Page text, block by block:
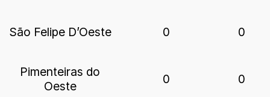
São Felipe D’Oeste 0 0
Pimenteiras do
Oeste
0 0